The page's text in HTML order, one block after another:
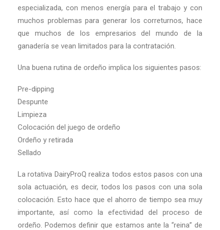
especializada, con menos energía para el trabajo y con
muchos problemas para generar los correturnos, hace
que muchos de los empresarios del mundo de la
ganadería se vean limitados para la contratación.
Una buena rutina de ordeño implica los siguientes pasos:
Pre-dipping
Despunte
Limpieza
Colocación del juego de ordeño
Ordeño y retirada
Sellado
La rotativa DairyProQ realiza todos estos pasos con una
sola actuación, es decir, todos los pasos con una sola
colocación. Esto hace que el ahorro de tiempo sea muy
importante, así como la efectividad del proceso de
ordeño. Podemos definir que estamos ante la “reina” de